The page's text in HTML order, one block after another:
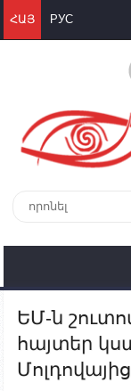
ՀԱՅ РУС
ԵՄ-ն
հայտեր
Մոլդովայից